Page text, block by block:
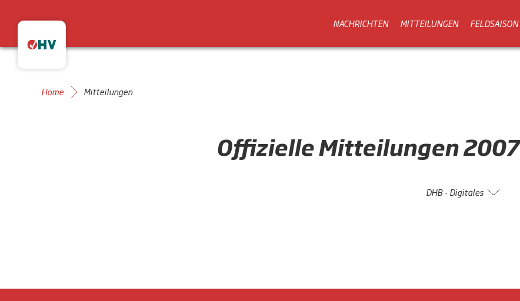
NACHRICHTEN MITTEILUNGEN FELDSAISON
Home Mitteilungen
OffizielleMitteilungen2007
DHB - Digitales